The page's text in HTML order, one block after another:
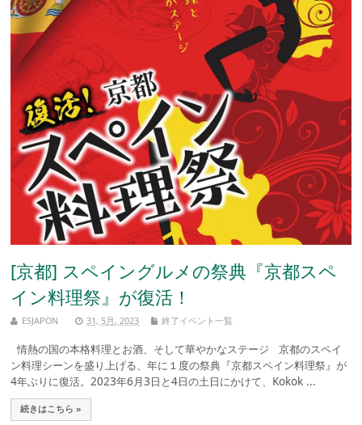
[京都] スペイングルメの祭典『京都スペ
イン料理祭』が復活！
ESJAPON 31, 5月, 2023 終了イベント一覧
情熱の国の本格料理とお酒、そして華やかなステージ 京都のスペイ
ン料理シーンを盛り上げる、年に１度の祭典『京都スペイン料理祭』が
4年ぶりに復活。2023年6月3日と4日の土日にかけて、Kokok ...
続きはこちら »